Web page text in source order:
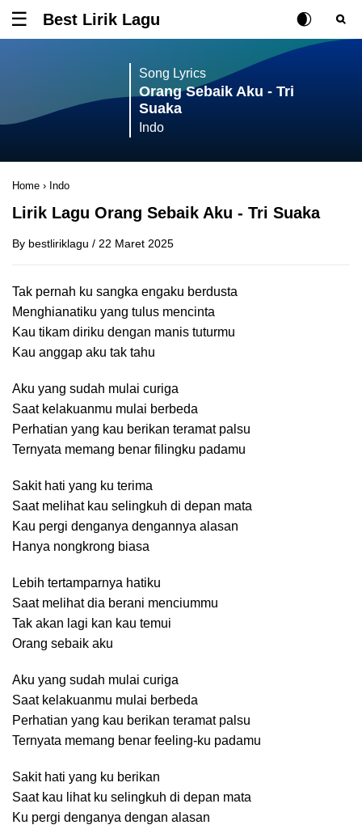
Tombol untuk membuka atau menutup menu
Best Lirik Lagu Rubah Posisi
Tombol
Song Lyrics
Orang Sebaik Aku - Tri
Suaka
Indo
Home › Indo
Lirik Lagu Orang Sebaik Aku - Tri Suaka
By bestliriklagu / 22 Maret 2025
Tak pernah ku sangka engaku berdusta
Menghianatiku yang tulus mencinta
Kau tikam diriku dengan manis tuturmu
Kau anggap aku tak tahu
Aku yang sudah mulai curiga
Saat kelakuanmu mulai berbeda
Perhatian yang kau berikan teramat palsu
Ternyata memang benar filingku padamu
Sakit hati yang ku terima
Saat melihat kau selingkuh di depan mata
Kau pergi denganya dengannya alasan
Hanya nongkrong biasa
Lebih tertamparnya hatiku
Saat melihat dia berani menciummu
Tak akan lagi kan kau temui
Orang sebaik aku
Aku yang sudah mulai curiga
Saat kelakuanmu mulai berbeda
Perhatian yang kau berikan teramat palsu
Ternyata memang benar feeling-ku padamu
Sakit hati yang ku berikan
Saat kau lihat ku selingkuh di depan mata
Ku pergi denganya dengan alasan